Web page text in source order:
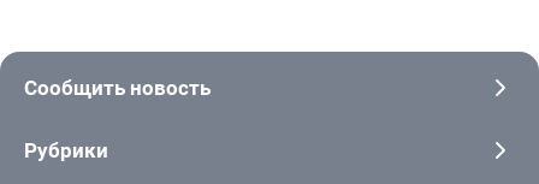
Сообщить новость
Рубрики